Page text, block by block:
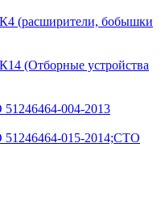
(расширители, бобышки
(Отборные устройства
004-2013
51246464-015-2014;СТО